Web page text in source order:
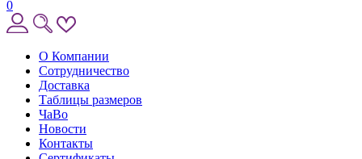
0
О Компании
Сотрудничество
Доставка
Таблицы размеров
ЧаВо
Новости
Контакты